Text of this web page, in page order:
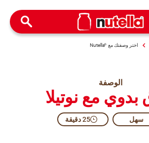
اختر وصفتك مع ®
Nutella
الوصفة
بدوي مع نوتيلا
سهل 25 دقيقة